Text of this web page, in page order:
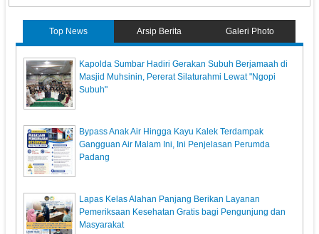
Top News Arsip Berita Galeri Photo
Kapolda Sumbar Hadiri Gerakan Subuh Berjamaah di
Masjid Muhsinin, Pererat Silaturahmi Lewat "Ngopi
Subuh"
Bypass Anak Air Hingga Kayu Kalek Terdampak
Gangguan Air Malam Ini, Ini Penjelasan Perumda
Padang
Lapas Kelas Alahan Panjang Berikan Layanan
Pemeriksaan Kesehatan Gratis bagi Pengunjung dan
Masyarakat